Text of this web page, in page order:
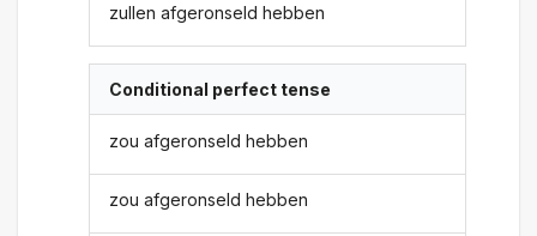
zullen afgeronseld hebben
Conditional perfect tense
zou afgeronseld hebben
zou afgeronseld hebben